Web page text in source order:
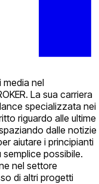
nel
La sua carriera
specializzata nei
riguardo alle ultime
dalle notizie
aiutare i principianti
possibile.
nel settore
di altri progetti